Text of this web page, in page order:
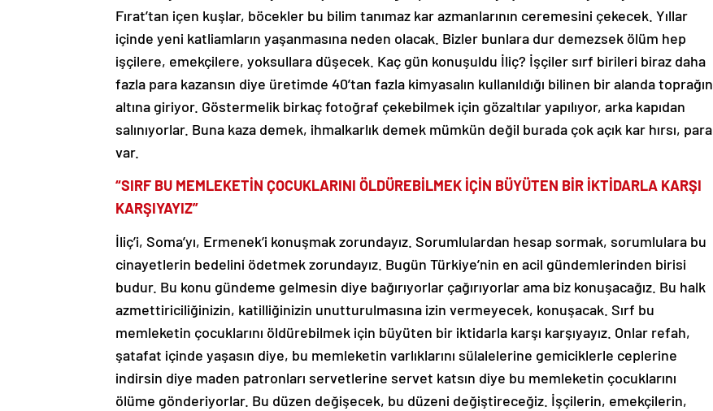
Fırat’tan içen kuşlar, böcekler bu bilim tanımaz kar azmanlarının ceremesini çekecek. Yıllar
içinde yeni katliamların yaşanmasına neden olacak. Bizler bunlara dur demezsek ölüm hep
işçilere, emekçilere, yoksullara düşecek. Kaç gün konuşuldu İliç? İşçiler sırf birileri biraz daha
fazla para kazansın diye üretimde 40’tan fazla kimyasalın kullanıldığı bilinen bir alanda toprağın
altına giriyor. Göstermelik birkaç fotoğraf çekebilmek için gözaltılar yapılıyor, arka kapıdan
salınıyorlar. Buna kaza demek, ihmalkarlık demek mümkün değil burada çok açık kar hırsı, para
var.
“SIRF BU MEMLEKETİN ÇOCUKLARINI ÖLDÜREBİLMEK İÇİN BÜYÜTEN BİR İKTİDARLA KARŞI
KARŞIYAYIZ”
İliç’i, Soma’yı, Ermenek’i konuşmak zorundayız. Sorumlulardan hesap sormak, sorumlulara bu
cinayetlerin bedelini ödetmek zorundayız. Bugün Türkiye’nin en acil gündemlerinden birisi
budur. Bu konu gündeme gelmesin diye bağırıyorlar çağırıyorlar ama biz konuşacağız. Bu halk
azmettiriciliğinizin, katilliğinizin unutturulmasına izin vermeyecek, konuşacak. Sırf bu
memleketin çocuklarını öldürebilmek için büyüten bir iktidarla karşı karşıyayız. Onlar refah,
şatafat içinde yaşasın diye, bu memleketin varlıklarını sülalelerine gemiciklerle ceplerine
indirsin diye maden patronları servetlerine servet katsın diye bu memleketin çocuklarını
ölüme gönderiyorlar. Bu düzen değişecek, bu düzeni değiştireceğiz. İşçilerin, emekçilerin,